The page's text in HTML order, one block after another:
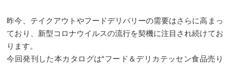
昨今、テイクアウトやフードデリバリーの需要はさらに高まっ
ており、新型コロナウイルスの流行を契機に注目され続けてお
ります。
今回発刊した本カタログは“フード＆デリカテッセン食品売り